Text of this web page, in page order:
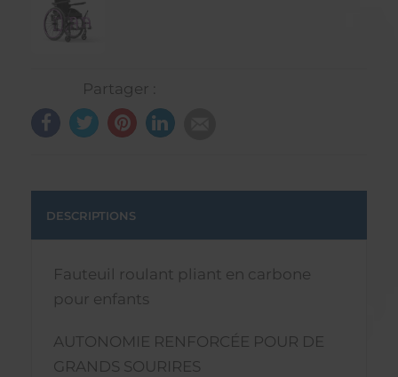
Partager :
DESCRIPTIONS
Fauteuil roulant pliant en carbone
pour enfants
AUTONOMIE RENFORCÉE POUR DE
GRANDS SOURIRES